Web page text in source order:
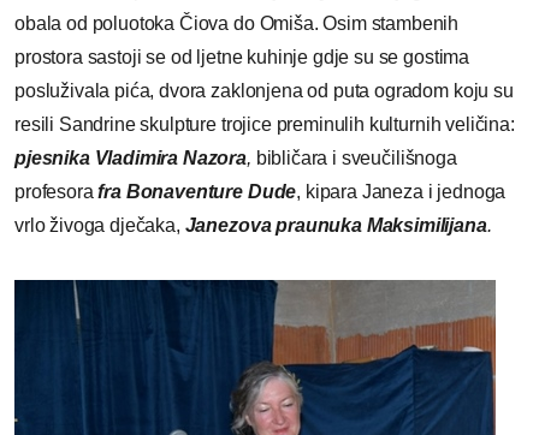
obala od poluotoka Čiova do Omiša. Osim stambenih
prostora sastoji se od ljetne kuhinje gdje su se gostima
posluživala pića, dvora zaklonjena od puta ogradom koju su
resili Sandrine skulpture trojice preminulih kulturnih veličina:
pjesnika Vladimira Nazora, bibličara i sveučilišnoga
profesora fra Bonaventure Dude, kipara Janeza i jednoga
vrlo živoga dječaka, Janezova praunuka Maksimilijana.